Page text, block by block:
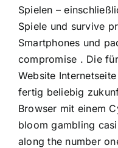
Spielen –
Spiele und survive
Smartphones und
compromise . Die
Website
fertig beliebig
Browser mit einem
bloom gambling
along the number